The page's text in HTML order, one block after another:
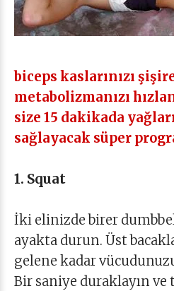
biceps kaslarınızı
metabolizmanızı
size 15 dakikada
sağlayacak süper
1. Squat
İki elinizde birer
ayakta durun. Üst
gelene kadar
Bir saniye duraklayın ve